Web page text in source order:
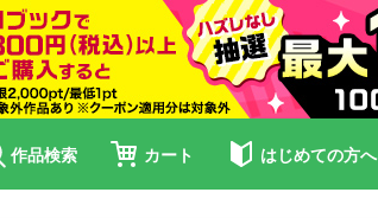
作品検索 カート はじめての方へ